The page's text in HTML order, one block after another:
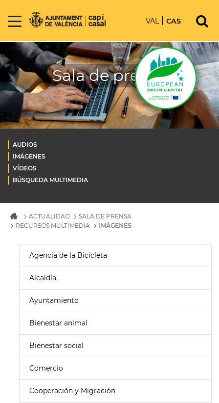
VAL CAS
Sala de prensa
AUDIOS
IMÁGENES
VÍDEOS
BÚSQUEDA MULTIMEDIA
ACTUALIDAD
SALA DE PRENSA
RECURSOS MULTIMEDIA
IMÁGENES
Agencia de la Bicicleta
Alcaldía
Ayuntamiento
Bienestar animal
Bienestar social
Comercio
Cooperación y Migración